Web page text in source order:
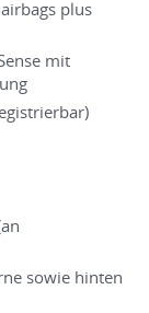
plus
mit
sowie hinten